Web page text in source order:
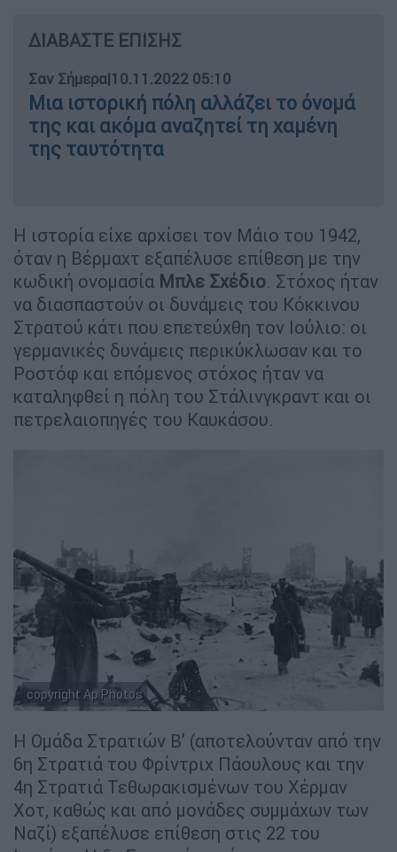
ΔΙΑΒΑΣΤΕ ΕΠΙΣΗΣ
Σαν Σήμερα|10.11.2022 05:10
Μια ιστορική πόλη αλλάζει το όνομά
της και ακόμα αναζητεί τη χαμένη
της ταυτότητα
Η ιστορία είχε αρχίσει τον Μάιο του 1942,
όταν η Βέρμαχτ εξαπέλυσε επίθεση με την
κωδική ονομασία Μπλε Σχέδιο. Στόχος ήταν
να διασπαστούν οι δυνάμεις του Κόκκινου
Στρατού κάτι που επετεύχθη τον Ιούλιο: οι
γερμανικές δυνάμεις περικύκλωσαν και το
Ροστόφ και επόμενος στόχος ήταν να
καταληφθεί η πόλη του Στάλινγκραντ και οι
πετρελαιοπηγές του Καυκάσου.
copyright Ap Photos
Η Ομάδα Στρατιών Β’ (αποτελούνταν από την
6η Στρατιά του Φρίντριχ Πάουλους και την
4η Στρατιά Τεθωρακισμένων του Χέρμαν
Χοτ, καθώς και από μονάδες συμμάχων των
Ναζί) εξαπέλυσε επίθεση στις 22 του